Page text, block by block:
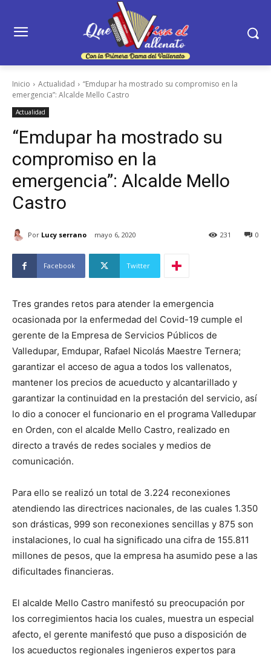
Inicio Actualidad
“Emdupar ha mostrado su compromiso en la
emergencia”: Alcalde Mello Castro
Actualidad
“Emdupar ha mostrado su
compromiso en la
emergencia”: Alcalde Mello
Castro
Por Lucy serrano mayo 6, 2020 0
231
Facebook Twitter
Tres grandes retos para atender la emergencia
ocasionada por la enfermedad del Covid-19 cumple el
gerente de la Empresa de Servicios Públicos de
Valledupar, Emdupar, Rafael Nicolás Maestre Ternera;
garantizar el acceso de agua a todos los vallenatos,
mantener los precios de acueducto y alcantarillado y
garantizar la continuidad en la prestación del servicio, así
lo dio a conocer el funcionario en el programa Valledupar
en Orden, con el alcalde Mello Castro, realizado en
directo a través de redes sociales y medios de
comunicación.
Para ello se realizó un total de 3.224 reconexiones
atendiendo las directrices nacionales, de las cuales 1.350
son drásticas, 999 son reconexiones sencillas y 875 son
instalaciones, lo cual ha significado una cifra de 155.811
millones de pesos, que la empresa ha asumido pese a las
dificultades financieras.
El alcalde Mello Castro manifestó su preocupación por
los corregimientos hacia los cuales, muestra un especial
afecto, el gerente manifestó que puso a disposición de
los acueductos regionales ingenieros expertos para